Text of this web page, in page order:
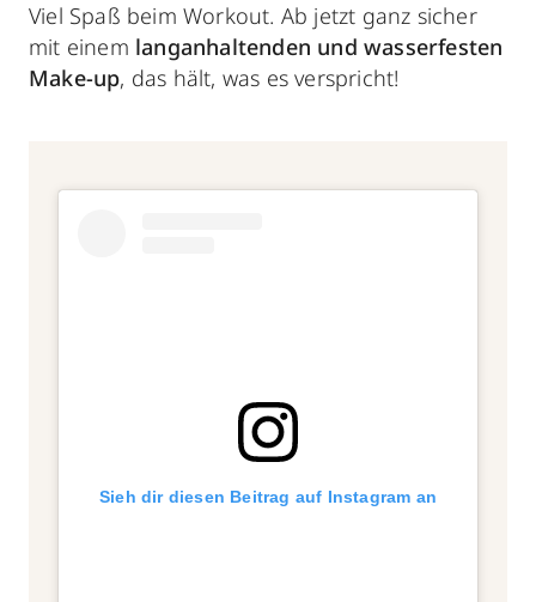
Viel Spaß beim Workout. Ab jetzt ganz sicher
mit einem langanhaltenden und wasserfesten
Make-up, das hält, was es verspricht!
Sieh dir diesen Beitrag auf Instagram an